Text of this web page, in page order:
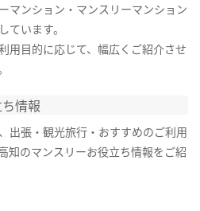
マンション・マンスリーマンション
ています。
用目的に応じて、幅広くご紹介させ
情報
出張・観光旅行・おすすめのご利用
知のマンスリーお役立ち情報をご紹